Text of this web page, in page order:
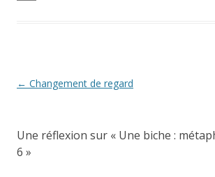
Navigation
← Changement de regard
Une réflexion sur « Une biche :
6 »